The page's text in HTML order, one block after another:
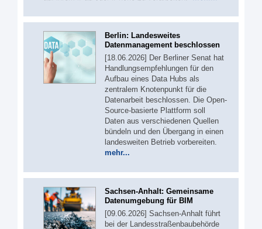
Berlin: Landesweites
Datenmanagement beschlossen
[18.06.2026] Der Berliner Senat hat
Handlungsempfehlungen für den
Aufbau eines Data Hubs als
zentralem Knotenpunkt für die
Datenarbeit beschlossen. Die Open-
Source-basierte Plattform soll
Daten aus verschiedenen Quellen
bündeln und den Übergang in einen
landesweiten Betrieb vorbereiten.
mehr...
Sachsen-Anhalt: Gemeinsame
Datenumgebung für BIM
[09.06.2026] Sachsen-Anhalt führt
bei der Landesstraßenbaubehörde